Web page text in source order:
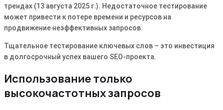
трендах (13 августа 2025 г․)․ Недостаточное тестирование
может привести к потере времени и ресурсов на
продвижение неэффективных запросов․
Тщательное тестирование ключевых слов – это инвестиция
в долгосрочный успех вашего SEO-проекта․
Использование только
высокочастотных запросов